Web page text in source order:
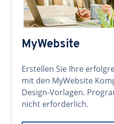
MyWebsite
Erstellen Sie Ihre
mit den MyWebsite
Design-Vorlagen.
nicht erforderlich.